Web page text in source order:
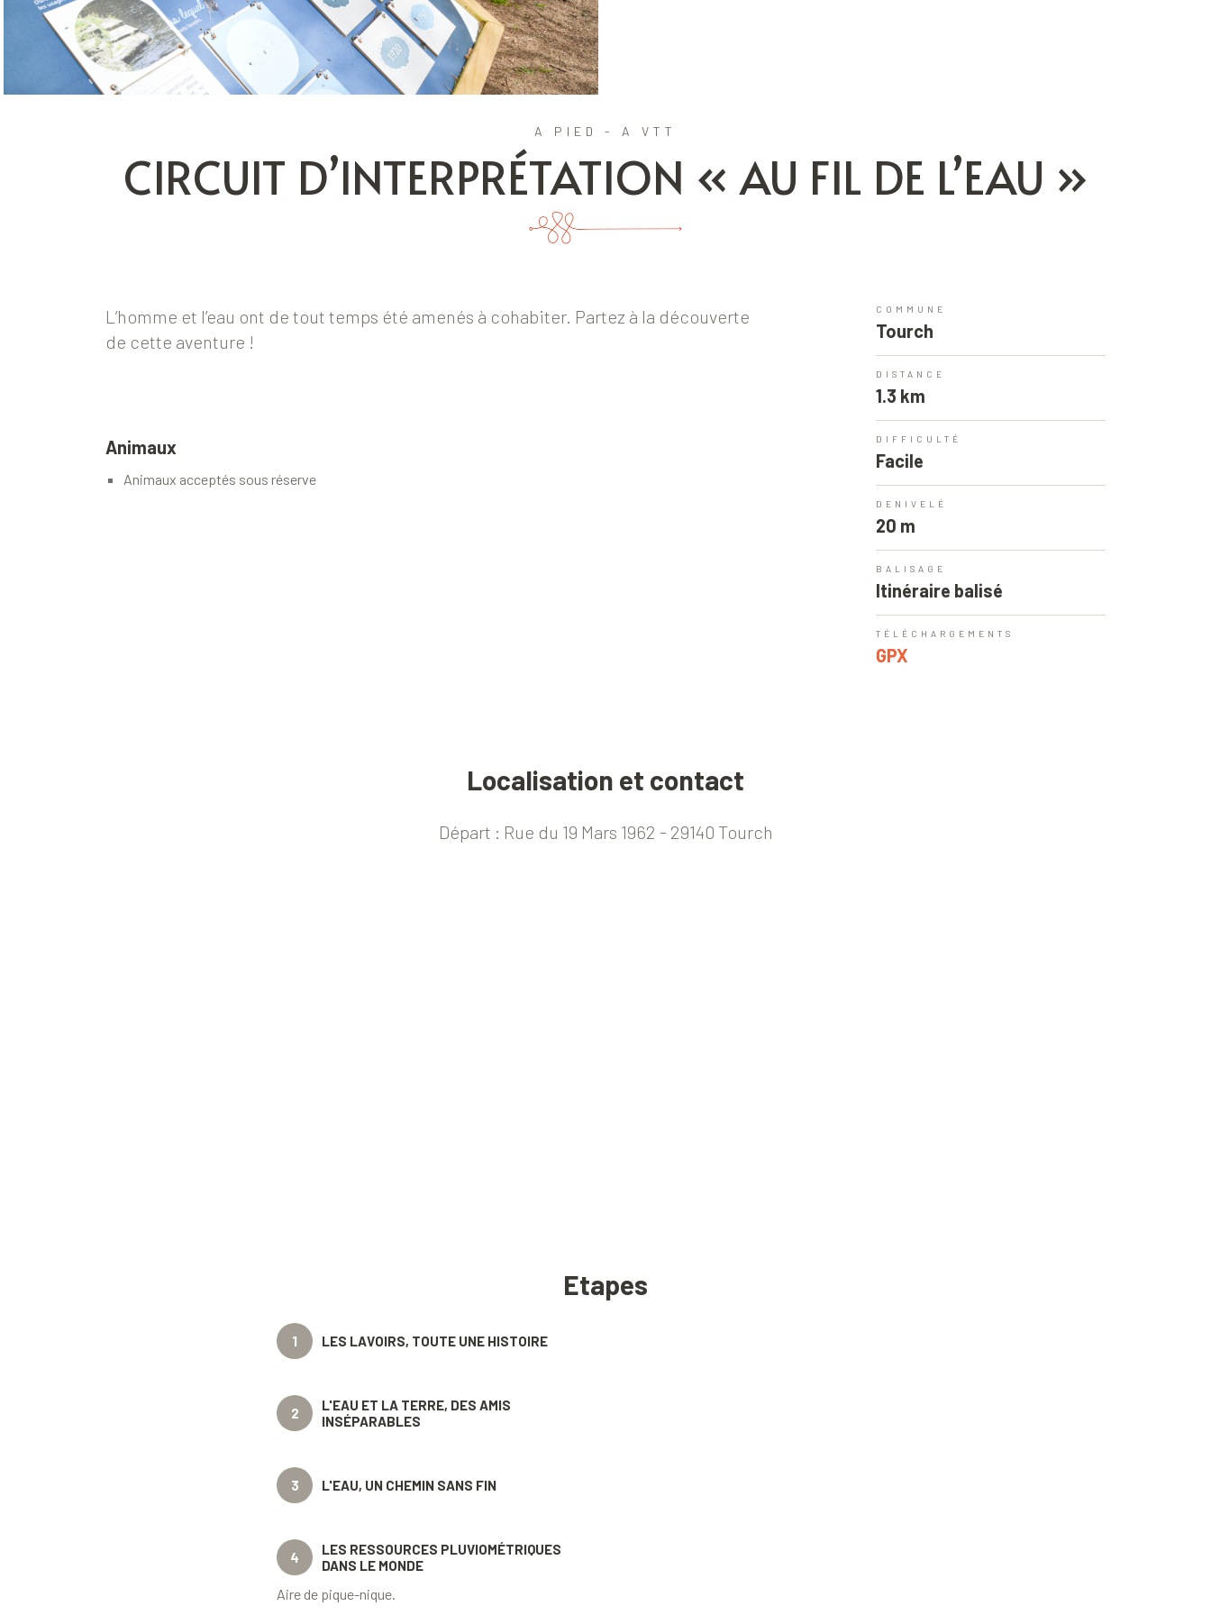
A PIED - A VTT
CIRCUIT D’INTERPRÉTATION « AU FIL DE L’EAU »
L’homme et l’eau ont de tout temps été amenés à cohabiter. Partez à la découverte
de cette aventure !
Animaux
Animaux acceptés sous réserve
COMMUNE
Tourch
DISTANCE
1.3 km
DIFFICULTÉ
Facile
DENIVELÉ
20 m
BALISAGE
Itinéraire balisé
TÉLÉCHARGEMENTS
GPX
Localisation et contact
Départ : Rue du 19 Mars 1962 - 29140 Tourch
Etapes
1 LES LAVOIRS, TOUTE UNE HISTOIRE
2
L'EAU ET LA TERRE, DES AMIS
INSÉPARABLES
3 L'EAU, UN CHEMIN SANS FIN
4
LES RESSOURCES PLUVIOMÉTRIQUES
DANS LE MONDE
Aire de pique-nique.